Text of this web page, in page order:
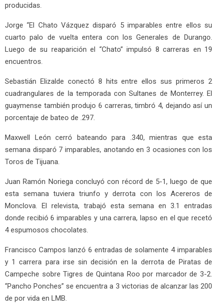
producidas.
Jorge “El Chato Vázquez disparó 5 imparables entre ellos su
cuarto palo de vuelta entera con los Generales de Durango.
Luego de su reaparición el “Chato” impulsó 8 carreras en 19
encuentros.
Sebastián Elizalde conectó 8 hits entre ellos sus primeros 2
cuadrangulares de la temporada con Sultanes de Monterrey. El
guaymense también produjo 6 carreras, timbró 4, dejando así un
porcentaje de bateo de .297.
Maxwell León cerró bateando para .340, mientras que esta
semana disparó 7 imparables, anotando en 3 ocasiones con los
Toros de Tijuana.
Juan Ramón Noriega concluyó con récord de 5-1, luego de que
esta semana tuviera triunfo y derrota con los Acereros de
Monclova. El relevista, trabajó esta semana en 3.1 entradas
donde recibió 6 imparables y una carrera, lapso en el que recetó
4 espumosos chocolates.
Francisco Campos lanzó 6 entradas de solamente 4 imparables
y 1 carrera para irse sin decisión en la derrota de Piratas de
Campeche sobre Tigres de Quintana Roo por marcador de 3-2.
“Pancho Ponches” se encuentra a 3 victorias de alcanzar las 200
de por vida en LMB.